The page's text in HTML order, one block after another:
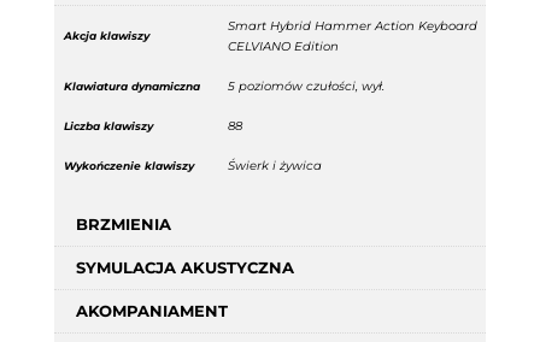
Akcja klawiszy
Smart Hybrid Hammer Action Keyboard
CELVIANO Edition
Klawiatura dynamiczna 5 poziomów czułości, wył.
Liczba klawiszy 88
Wykończenie klawiszy Świerk i żywica
BRZMIENIA
SYMULACJA AKUSTYCZNA
AKOMPANIAMENT